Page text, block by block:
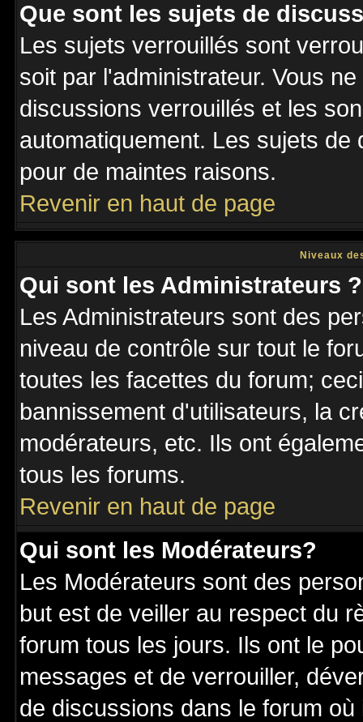
Que sont les sujets de
Les sujets verrouillés sont
soit par l'administrateur. Vous
discussions verrouillés et les
automatiquement. Les sujets
pour de maintes raisons.
Revenir en haut de page
Niveaux
Qui sont les Administrateurs ?
Les Administrateurs sont des
niveau de contrôle sur tout le
toutes les facettes du forum;
bannissement d'utilisateurs, la
modérateurs, etc. Ils ont
tous les forums.
Revenir en haut de page
Qui sont les Modérateurs?
Les Modérateurs sont des
but est de veiller au respect du
forum tous les jours. Ils ont le
messages et de verrouiller,
de discussions dans le forum